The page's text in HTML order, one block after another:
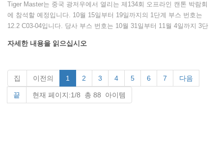
Tiger Master는 중국 광저우에서 열리는 제134회 오프라인 캔톤 박람회
에 참석할 예정입니다. 10월 15일부터 19일까지의 1단계 부스 번호는
12.2 C03-04입니다. 당사 부스 번호는 10월 31일부터 11월 4일까지 3단
니다.
자세한 내용을 읽으십시오
집 이전의 1 2 3 4 5 6 7 다음
끝 현재 페이지:1/8 총 88 아이템